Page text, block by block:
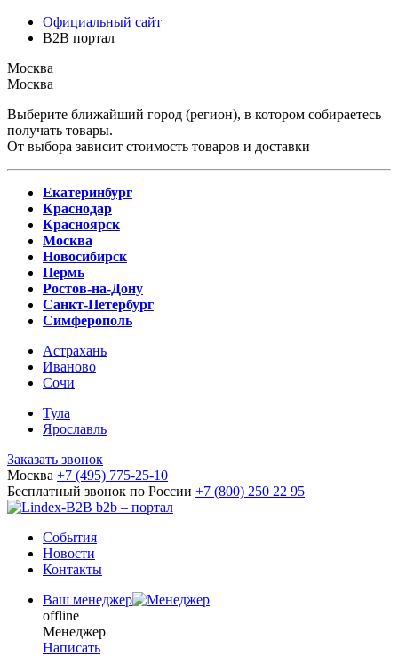
Официальный сайт
B2B портал
Москва
Москва
Выберите ближайший город (регион), в котором собираетесь
получать товары.
От выбора зависит стоимость товаров и доставки
Екатеринбург
Краснодар
Красноярск
Москва
Новосибирск
Пермь
Ростов-на-Дону
Санкт-Петербург
Симферополь
Астрахань
Иваново
Сочи
Тула
Ярославль
Заказать звонок
Москва +7 (495) 775-25-10
Бесплатный звонок по России +7 (800) 250 22 95
b2b – портал
События
Новости
Контакты
Ваш менеджер
offline
Менеджер
Написать